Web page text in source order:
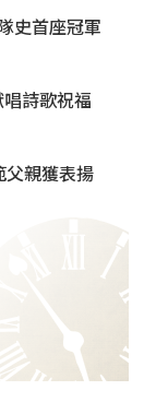
史首座冠軍
詩歌祝福
父親獲表揚